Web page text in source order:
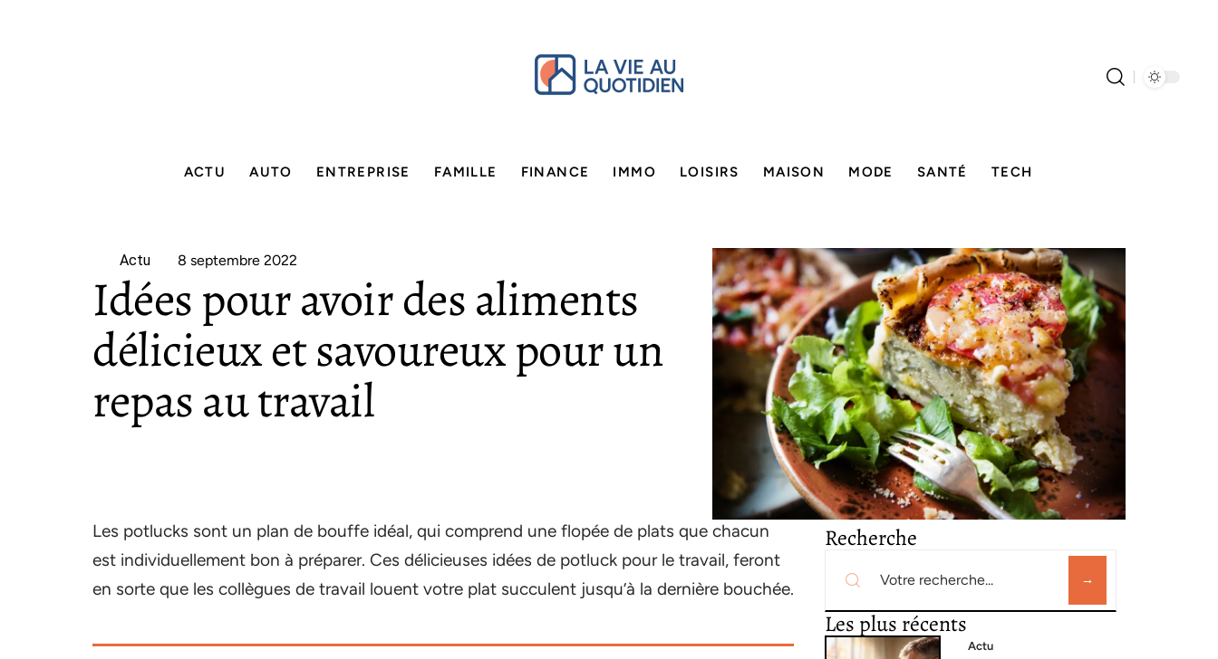
ACTU AUTO ENTREPRISE FAMILLE FINANCE IMMO LOISIRS MAISON MODE SANTÉ TECH
Actu 8 septembre 2022
Idées pour avoir des aliments
délicieux et savoureux pour un
repas au travail
Les potlucks sont un plan de bouffe idéal, qui comprend une flopée de plats que chacun
est individuellement bon à préparer. Ces délicieuses idées de potluck pour le travail, feront
en sorte que les collègues de travail louent votre plat succulent jusqu’à la dernière bouchée.
Recherche
Les plus récents
Actu